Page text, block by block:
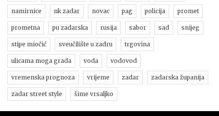
namirnice nk zadar novac pag policija promet
prometna pu zadarska rusija sabor sad snijeg
stipe miočić sveučilište u zadru trgovina
ulicama moga grada voda vodovod
vremenska prognoza vrijeme zadar zadarska županija
zadar street style šime vrsaljko